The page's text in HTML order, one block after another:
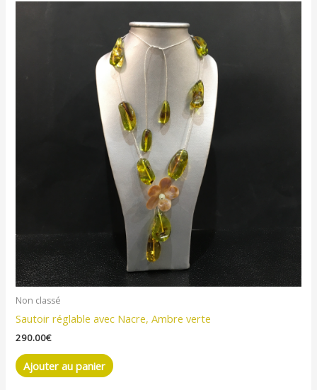
Non classé
Sautoir réglable avec Nacre, Ambre verte
290.00€
Ajouter au panier